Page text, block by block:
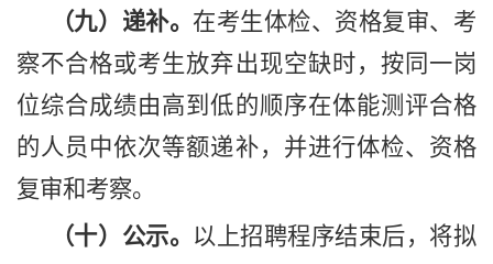
（九）递补。 在考生体检、资格复审、考
察不合格或考生放弃出现空缺时，按同一岗
位综合成绩由高到低的顺序在体能测评合格
的人员中依次等额递补，并进行体检、资格
复审和考察。
（十）公示。 以上招聘程序结束后，将拟